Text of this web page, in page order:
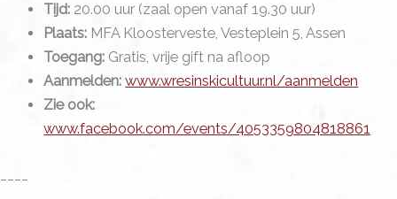
Tijd: 20.00 uur (zaal open vanaf 19.30 uur)
Plaats: MFA Kloosterveste, Vesteplein 5, Assen
Toegang: Gratis, vrije gift na afloop
Aanmelden: www.wresinskicultuur.nl/aanmelden
Zie ook:
www.facebook.com/events/4053359804818861